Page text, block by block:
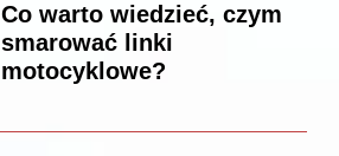
Co warto wiedzieć, czym
smarować linki
motocyklowe?